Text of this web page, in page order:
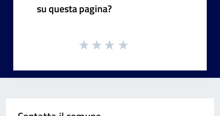
su questa pagina?